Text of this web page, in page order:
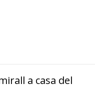
a casa del